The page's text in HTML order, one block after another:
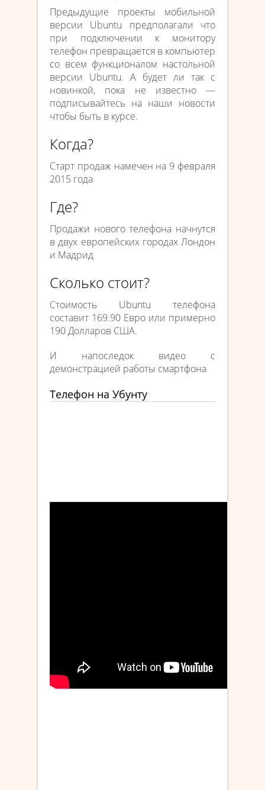
Предыдущие проекты мобильной
версии Ubuntu предполагали что
при подключении к монитору
телефон превращается в компьютер
со всем функционалом настольной
версии Ubuntu. А будет ли так с
новинкой, пока не известно —
подписывайтесь на наши новости
чтобы быть в курсе.
Когда?
Старт продаж намечен на 9 февраля
2015 года
Где?
Продажи нового телефона начнутся
в двух европейских городах Лондон
и Мадрид
Сколько стоит?
Стоимость Ubuntu телефона
составит 169.90 Евро или примерно
190 Долларов США.
И напоследок видео с
демонстрацией работы смартфона
Телефон на Убунту